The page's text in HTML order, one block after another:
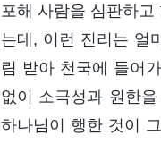
포해 사람을 심판하
는데, 이런 진리는 얼
림 받아 천국에 들어
없이 소극성과 원한
하나님이 행한 것이